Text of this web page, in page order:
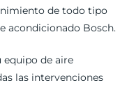
de todo tipo
acondicionado Bosch.
equipo de aire
las intervenciones